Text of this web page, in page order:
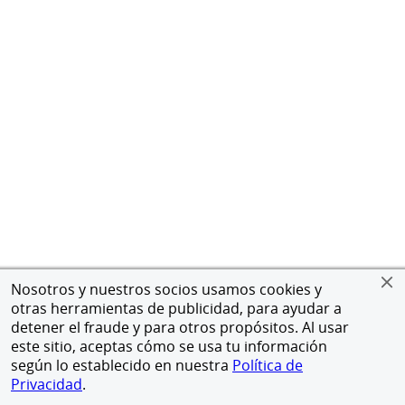
Nosotros y nuestros socios usamos cookies y
otras herramientas de publicidad, para ayudar a
detener el fraude y para otros propósitos. Al usar
este sitio, aceptas cómo se usa tu información
según lo establecido en nuestra Política de
Privacidad.